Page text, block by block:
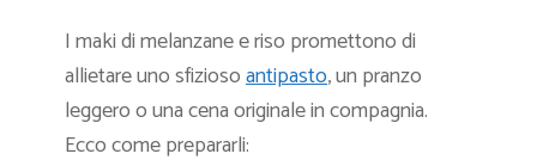
I maki di melanzane e riso promettono di
allietare uno sfiziosoantipasto, un pranzo
leggero o una cena originale in compagnia.
Ecco come prepararli: